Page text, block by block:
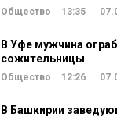
Общество 13:35
В Уфе мужчина
сожительницы
Общество 12:26
В Башкирии